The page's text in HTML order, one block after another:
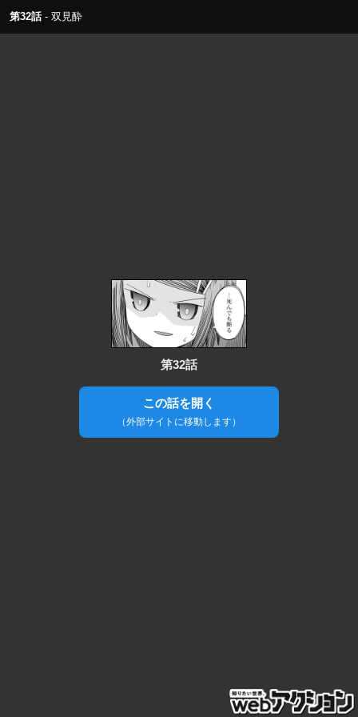
第32話 双見酔
第32話
この話を開く
（外部サイトに移動します）